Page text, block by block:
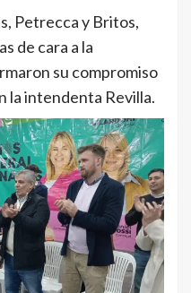
Petrecca y Britos,
de cara a la
su compromiso
la intendenta Revilla.